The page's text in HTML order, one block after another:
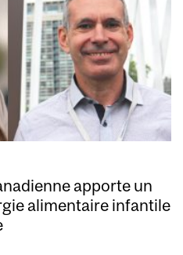
apporte un
alimentaire infantile